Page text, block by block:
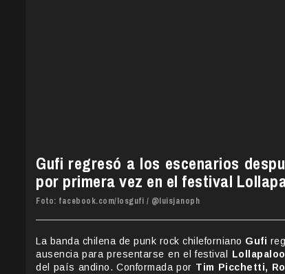
Gufi regresó a los escenarios
por primera vez en el festival
Foto: facebook.com/losgufi / @luisjanoph
La banda chilena de punk rock chileforniano Gufi
ausencia para presentarse en el festival
del país andino. Conformada por Tim Picchetti,